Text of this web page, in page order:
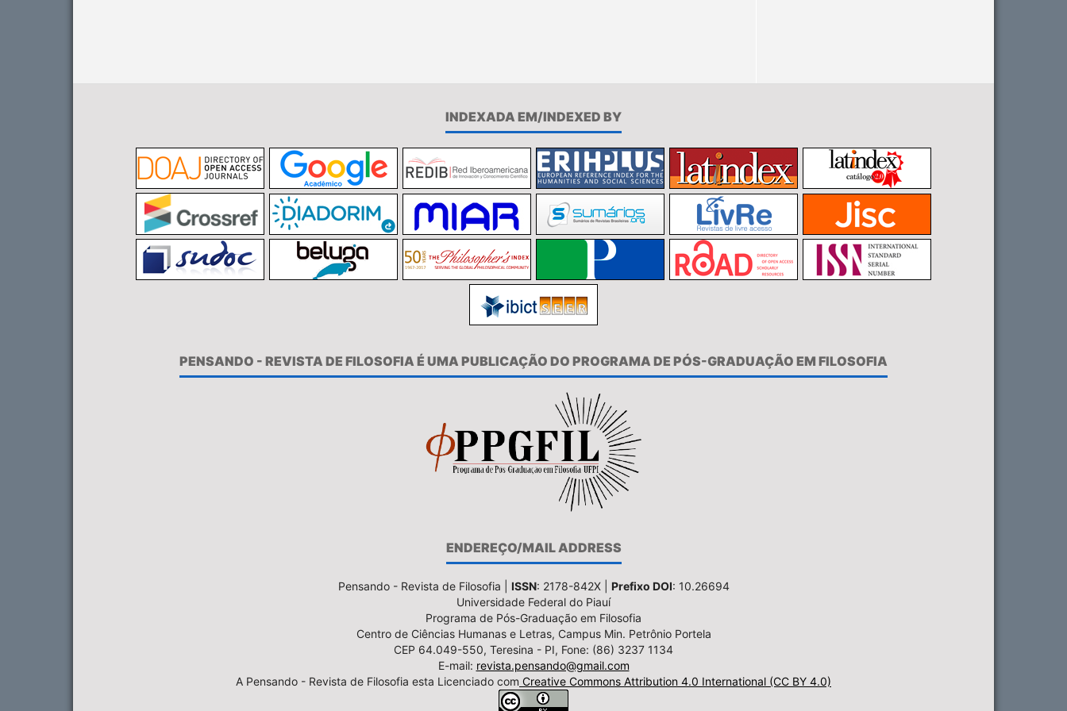
INDEXADA EM/INDEXED BY
PENSANDO - REVISTA DE FILOSOFIA É UMA PUBLICAÇÃO DO PROGRAMA DE PÓS-GRADUAÇÃO EM FILOSOFIA
ENDEREÇO/MAIL ADDRESS
Pensando - Revista de Filosofia | ISSN: 2178-842X | Prefixo DOI: 10.26694
Universidade Federal do Piauí
Programa de Pós-Graduação em Filosofia
Centro de Ciências Humanas e Letras, Campus Min. Petrônio Portela
CEP 64.049-550, Teresina - PI, Fone: (86) 3237 1134
E-mail: revista.pensando@gmail.com
A Pensando - Revista de Filosofia esta Licenciado com Creative Commons Attribution 4.0 International (CC BY 4.0)